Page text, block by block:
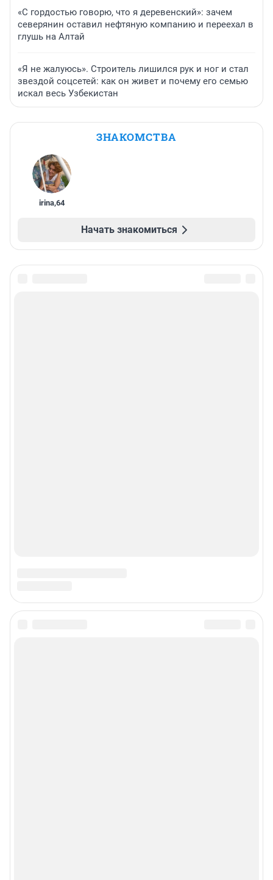
«С гордостью говорю, что я деревенский»: зачем
северянин оставил нефтяную компанию и переехал в
глушь на Алтай
«Я не жалуюсь». Строитель лишился рук и ног и стал
звездой соцсетей: как он живет и почему его семью
искал весь Узбекистан
ЗНАКОМСТВА
irina,64
Начать знакомиться